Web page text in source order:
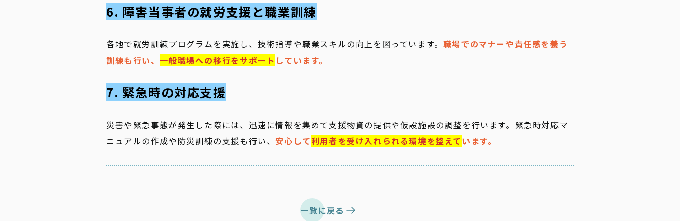
6. 障害当事者の就労支援と職業訓練
各地で就労訓練プログラムを実施し、技術指導や職業スキルの向上を図っています。 職場でのマナーや責任感を養う
訓練も行い、 一般職場への移行をサポート しています。
7. 緊急時の対応支援
災害や緊急事態が発生した際には、迅速に情報を集めて支援物資の提供や仮設施設の調整を行います。緊急時対応マ
ニュアルの作成や防災訓練の支援も行い、安心して利用者を受け入れられる環境を整えています。
一覧に戻る